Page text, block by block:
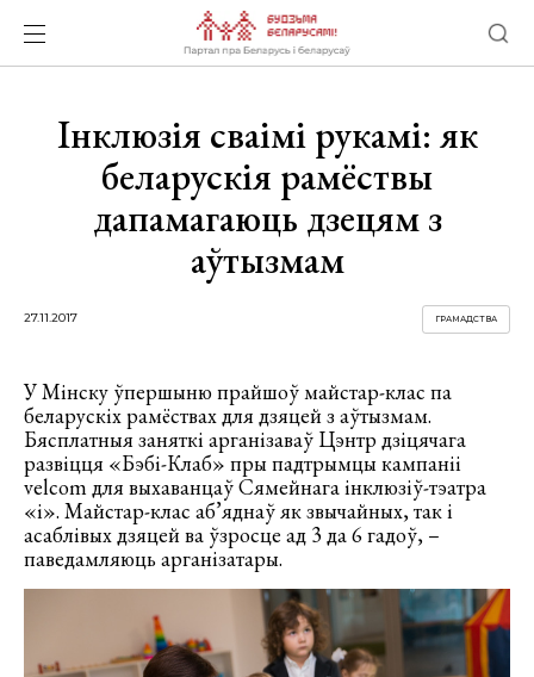
Інклюзія сваімі рукамі: як
беларускія рамёствы
дапамагаюць дзецям з
аўтызмам
27.11.2017 ГРАМАДСТВА
У Мінску ўпершыню прайшоў майстар-клас па
беларускіх рамёствах для дзяцей з аўтызмам.
Бясплатныя заняткі арганізаваў Цэнтр дзіцячага
развіцця «Бэбі-Клаб» пры падтрымцы кампаніі
velcom для выхаванцаў Сямейнага інклюзіў-тэатра
«і». Майстар-клас аб’яднаў як звычайных, так і
асаблівых дзяцей ва ўзросце ад 3 да 6 гадоў, –
паведамляюць арганізатары.